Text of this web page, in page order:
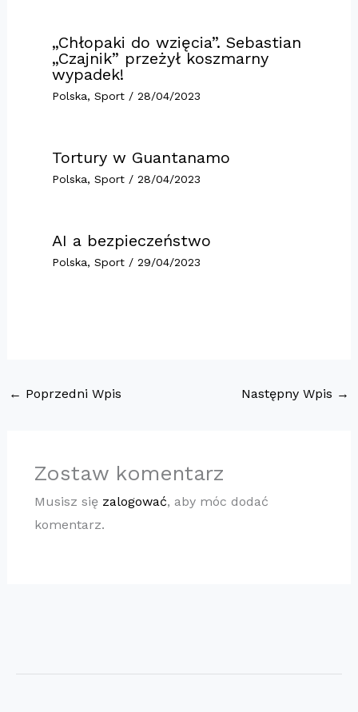
„Chłopaki do wzięcia”. Sebastian
„Czajnik” przeżył koszmarny
wypadek!
Polska, Sport/ 28/04/2023
Tortury w Guantanamo
Polska, Sport/ 28/04/2023
AI a bezpieczeństwo
Polska, Sport/ 29/04/2023
← Poprzedni Wpis Następny Wpis →
Zostaw komentarz
Musisz się zalogować, aby móc dodać
komentarz.